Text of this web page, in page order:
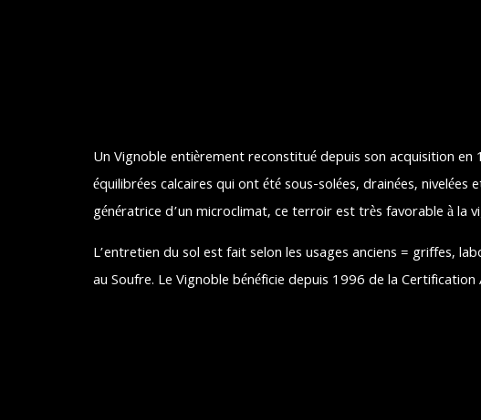
Un Vignoble entièrement reconstitué depuis son acquisition
équilibrées calcaires qui ont été sous-solées, drainées,
génératrice d’un microclimat, ce terroir est très favorable à la
L’entretien du sol est fait selon les usages anciens = griffes,
au Soufre. Le Vignoble bénéficie depuis 1996 de la